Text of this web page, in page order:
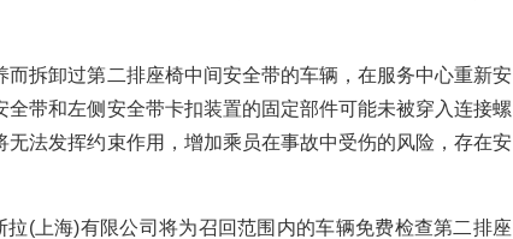
拆卸过第二排座椅中间安全带的车辆，在服务中心重新安
带和左侧安全带卡扣装置的固定部件可能未被穿入连接螺
法发挥约束作用，增加乘员在事故中受伤的风险，存在安
上海)有限公司将为召回范围内的车辆免费检查第二排座